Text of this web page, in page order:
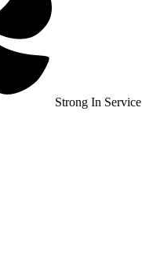
Strong In Service